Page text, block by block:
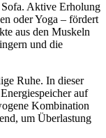
Sofa. Aktive Erholung
oder Yoga – fördert
aus den Muskeln
und die
Ruhe. In dieser
auf
Kombination
um Überlastung